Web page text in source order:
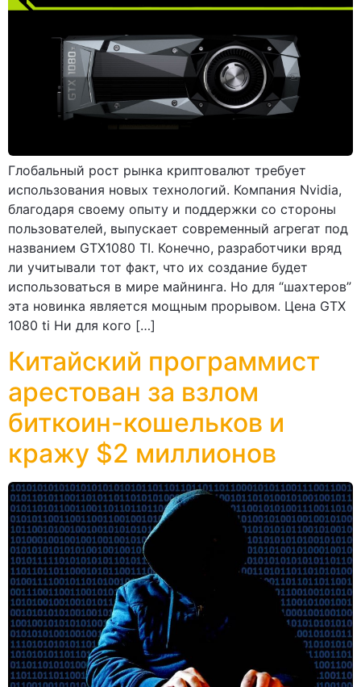
Глобальный рост рынка криптовалют требует
использования новых технологий. Компания Nvidia,
благодаря своему опыту и поддержки со стороны
пользователей, выпускает современный агрегат под
названием GTX1080 TI. Конечно, разработчики вряд
ли учитывали тот факт, что их создание будет
использоваться в мире майнинга. Но для “шахтеров”
эта новинка является мощным прорывом. Цена GTX
1080 ti Ни для кого […]
Китайский программист
арестован за взлом
биткоин-кошельков и
кражу $2 миллионов